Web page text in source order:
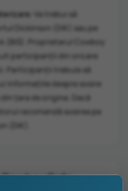
Va trebui să
Dickinson (DIK) sau pe
(BIS). Proprietarul Cowboy
participanții din oricare
Participanții trebuie să
informațiile despre sosire
țara de origine. Dacă
recomandă sosirea pe
(DIK).
Cafe: